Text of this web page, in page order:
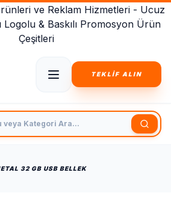
ve Reklam Hizmetleri - Ucuz
Logolu & Baskılı Promosyon Ürün
Çeşitleri
TEKLİF ALIN
veya Kategori Ara
32 GB USB BELLEK